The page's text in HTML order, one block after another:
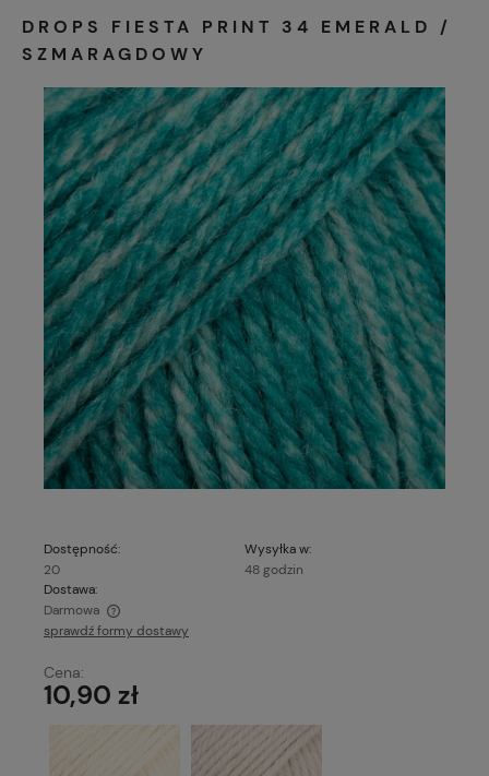
DROPS FIESTA PRINT 34 EMERALD /
SZMARAGDOWY
Dostępność:
20
Wysyłka w:
48 godzin
Dostawa:
Darmowa
Cena nie zawiera ewentualnych kosztów płatności
sprawdź formy dostawy
Cena:
10,90 zł